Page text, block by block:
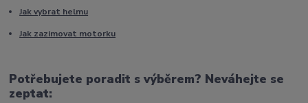
Jak vybrat helmu
Jak zazimovat motorku
Potřebujete poradit s výběrem? Neváhejte se
zeptat: